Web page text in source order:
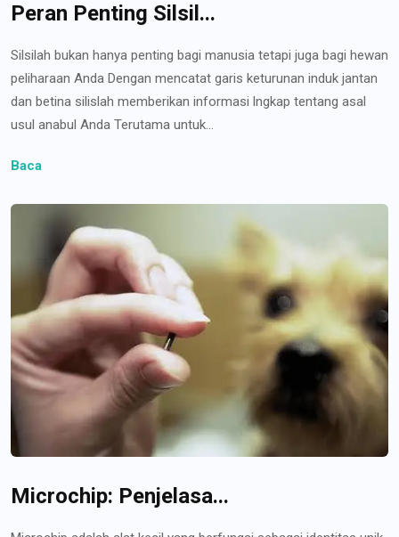
Peran Penting Silsil...
Silsilah bukan hanya penting bagi manusia tetapi juga bagi hewan
peliharaan Anda Dengan mencatat garis keturunan induk jantan
dan betina silislah memberikan informasi lngkap tentang asal
usul anabul Anda Terutama untuk...
Baca
Microchip: Penjelasa...